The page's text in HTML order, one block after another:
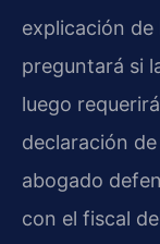
explicación de
preguntará si
luego
declaración de
abogado
con el fiscal